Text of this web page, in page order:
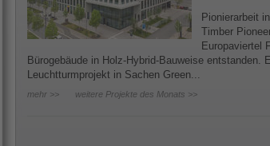
Pionierarbeit
Timber
Europaviertel
Bürogebäude in Holz-Hybrid-Bauweise entstanden.
Leuchtturmprojekt in Sachen Green...
mehr >> weitere Projekte des Monats >>